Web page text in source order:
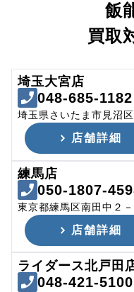
飯
買取
埼玉大宮店
048-685-1182
埼玉県さいたま市見沼
店舗詳細
練馬店
050-1807-
東京都練馬区南田中２
店舗詳細
ライダース北戸田
048-421-5100